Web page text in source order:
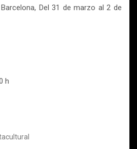
Del 31 de marzo al 2 de
h